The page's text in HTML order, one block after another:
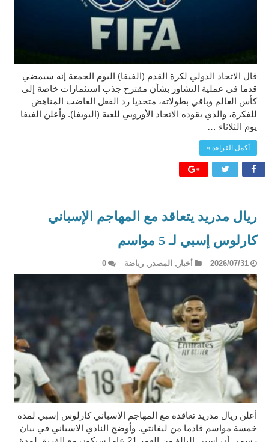
قال الاتحاد الدولي لكرة القدم (الفيفا) اليوم ​الجمعة إنه سيمضي
قدما ‌في عملية التشاور بشأن ‌مقترح جذب استثمارات ‌خاصة إلى
كأس العالم وباقي بطولاته، متحديا رد الفعل الغاضب المناهض
للفكرة، ⁠والذي يقوده الاتحاد الأوروبي للعبة (اليويفا). وأعلن الفيفا
يوم الثلاثاء …
أكمل القراءة »
ريال مدريد يتعاقد مع المهاجم الإسباني
كارلوس إسبي لـ 5 مواسم
2026/07/31 أخبار , المصدر , رياضة 0
أعلن ريال مدريد تعاقده مع المهاجم الإسباني كارلوس إسبي لمدة
خمسة مواسم قادما من ليفانتي. وأوضح النادي الاسباني في بيان